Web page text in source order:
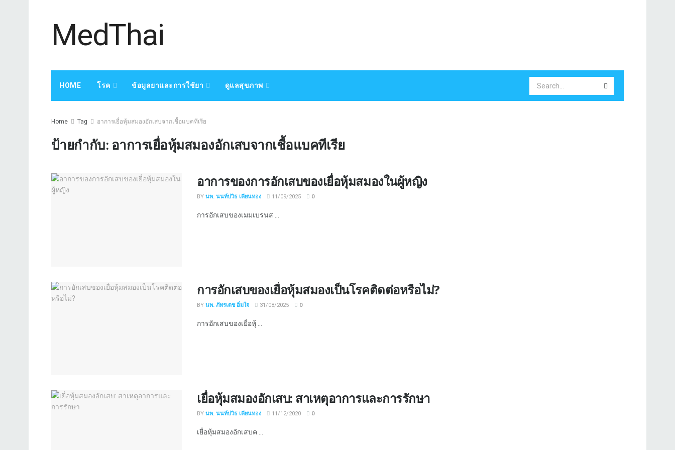
MedThai
HOME โรค ข้อมูลยาและการใช้ยา ดูแลสุขภาพ
Home Tag อาการเยื่อหุ้มสมองอักเสบจากเชื้อแบคทีเรีย
ป้ายกำกับ: อาการเยื่อหุ้มสมองอักเสบจากเชื้อแบคทีเรีย
อาการของการอักเสบของเยื่อหุ้มสมองในผู้หญิง
BY นพ. นนท์ปวิธ เคียนทอง 11/09/2025 0
การอักเสบของเมมเบรนส ...
การอักเสบของเยื่อหุ้มสมองเป็นโรคติดต่อหรือไม่?
BY นพ. ภัทรเดช อิ่มใจ 31/08/2025 0
การอักเสบของเยื่อหุ้ ...
เยื่อหุ้มสมองอักเสบ: สาเหตุอาการและการรักษา
BY นพ. นนท์ปวิธ เคียนทอง 11/12/2020 0
เยื่อหุ้มสมองอักเสบค ...